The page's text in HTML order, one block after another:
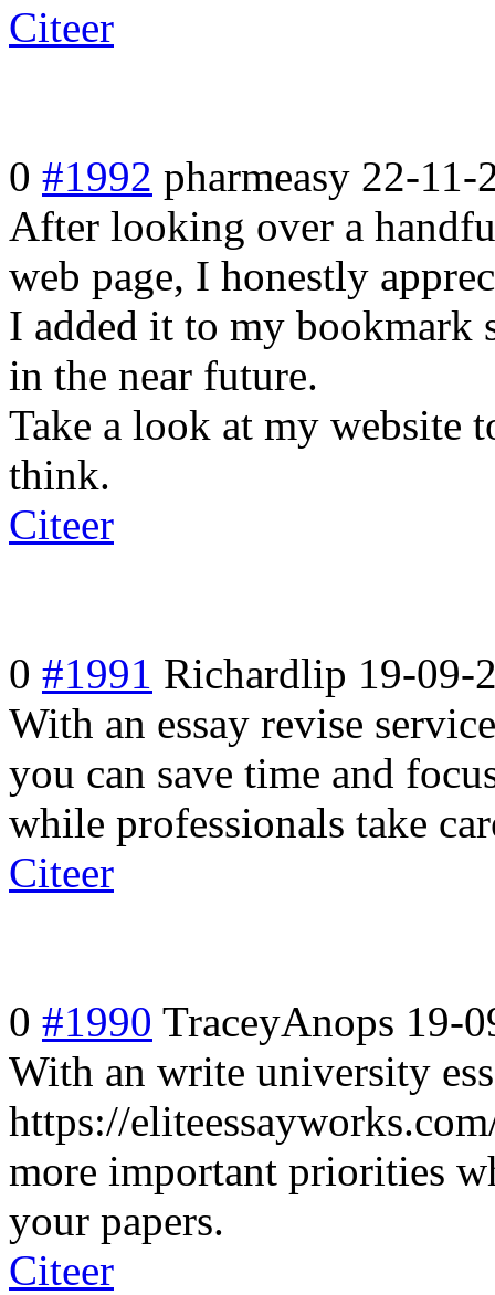
Citeer
0 #1992 pharmeasy 22-11-
After looking over a
web page, I honestly
I added it to my bookmark
in the near future.
Take a look at my website
think.
Citeer
0 #1991 Richardlip 19-09-
With an essay revise
you can save time and
while professionals take
Citeer
0 #1990 TraceyAnops 19-
With an write university
https://
more important priorities
your papers.
Citeer